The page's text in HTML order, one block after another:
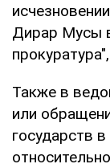
Дирар Мусы
Также в
или
государств